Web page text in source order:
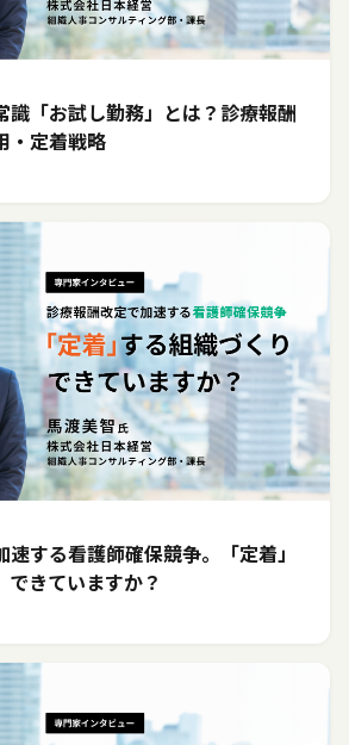
識「お試し勤務」とは？診療報酬
・定着戦略
する看護師確保競争。「定着」
できていますか？